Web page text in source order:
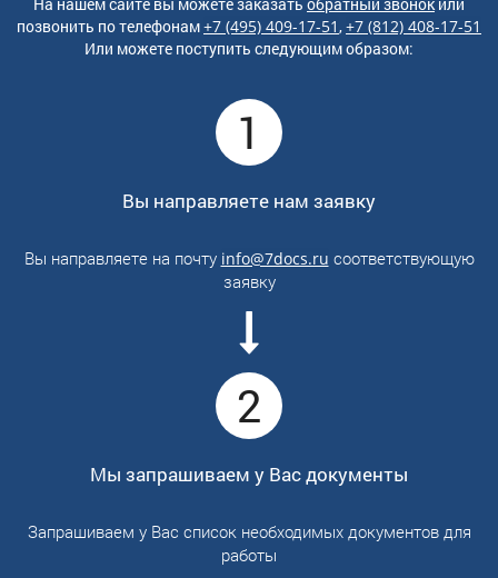
позвонить потелефонам+7 (495) 409-17-51,+7 (812) 408-17-51
Или можете поступить следующим образом:
1
Вы направляете нам заявку
Вы направляете на почту info@7docs.ru соответствующую
заявку
2
Мы запрашиваем у Вас документы
Запрашиваем у Вас список необходимых документов для
работы